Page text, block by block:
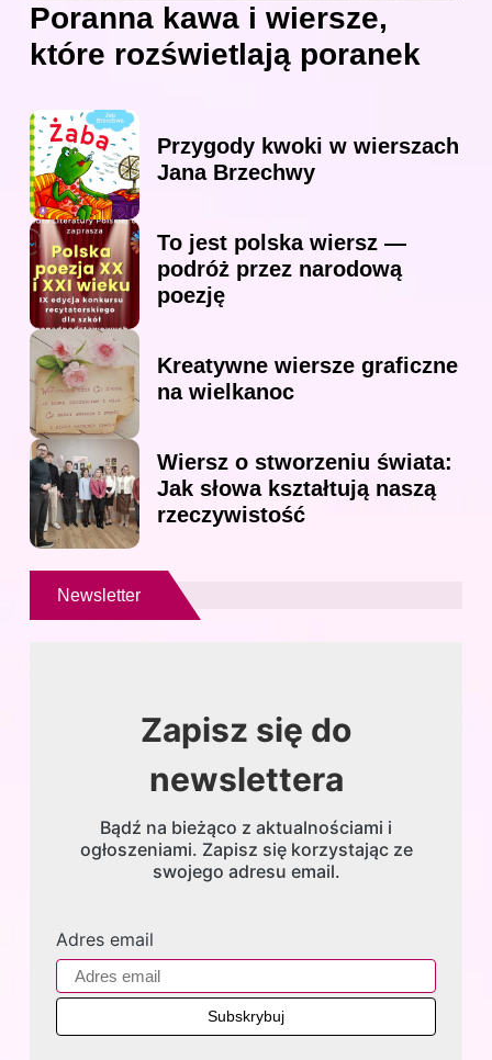
Poranna kawa i wiersze,
które rozświetlają poranek
Przygody kwoki w wierszach
Jana Brzechwy
To jest polska wiersz —
podróż przez narodową
poezję
Kreatywne wiersze graficzne
na wielkanoc
Wiersz o stworzeniu świata:
Jak słowa kształtują naszą
rzeczywistość
Newsletter
Zapisz się do
newslettera
Bądź na bieżąco z aktualnościami i
ogłoszeniami. Zapisz się korzystając ze
swojego adresu email.
Adres email